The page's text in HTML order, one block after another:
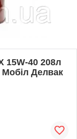
15W-40 208л
Делвак